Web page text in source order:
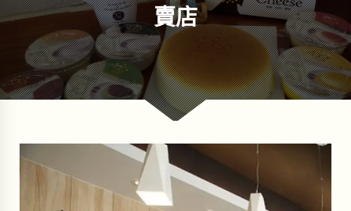
格
：
價
格
賣店